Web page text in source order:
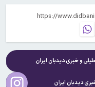
و خبریدیدبان ایران
دیدبان ایران